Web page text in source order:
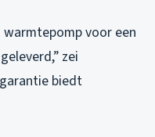
voor een
zei
biedt